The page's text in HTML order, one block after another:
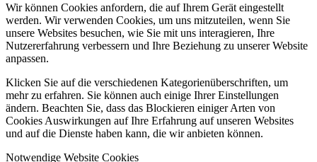
Wir können Cookies anfordern, die auf Ihrem Gerät eingestellt
werden. Wir verwenden Cookies, um uns mitzuteilen, wenn Sie
unsere Websites besuchen, wie Sie mit uns interagieren, Ihre
Nutzererfahrung verbessern und Ihre Beziehung zu unserer Website
anpassen.
Klicken Sie auf die verschiedenen Kategorienüberschriften, um
mehr zu erfahren. Sie können auch einige Ihrer Einstellungen
ändern. Beachten Sie, dass das Blockieren einiger Arten von
Cookies Auswirkungen auf Ihre Erfahrung auf unseren Websites
und auf die Dienste haben kann, die wir anbieten können.
Notwendige Website Cookies